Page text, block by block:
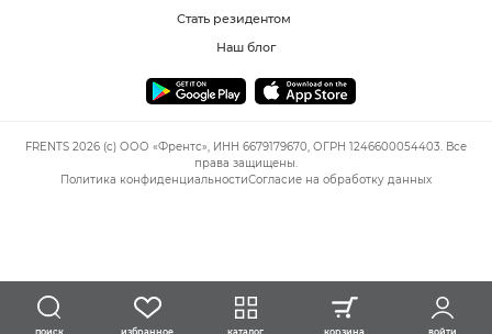
Стать резидентом
Наш блог
FRENTS 2026 (c) ООО «Френтс», ИНН 6679179670, ОГРН 1246600054403. Все
права защищены.
Политика конфиденциальностиСогласие на обработку данных
поиск избранное каталог корзина войти